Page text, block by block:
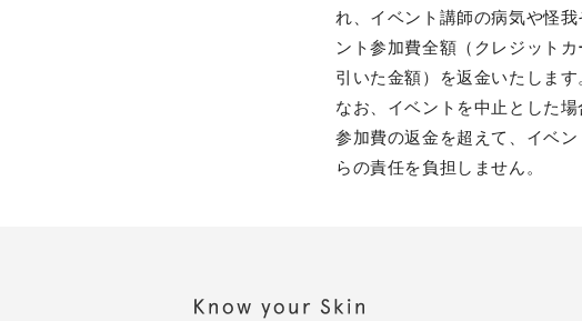
れ、イベント講師の病気や怪
ント参加費全額（クレジット
引いた金額）を返金いたします
なお、イベントを中止とした
参加費の返金を超えて、イベ
らの責任を負担しません。